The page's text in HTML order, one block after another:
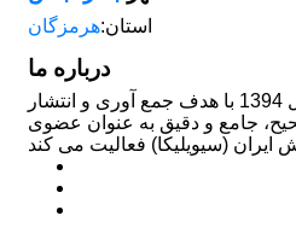
استان:هرمزگان
درباره ما
مرجع حقوقی ایران از سال 1394 با هدف جمع آوری و انتشار
جامع و دقیق به عنوان عضوی